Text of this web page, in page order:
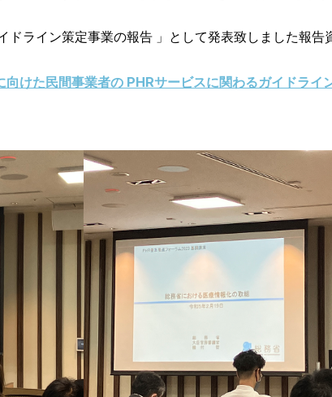
ライン策定事業の報告 」として発表致しました報告
向けた民間事業者の PHRサービスに関わるガイドライ